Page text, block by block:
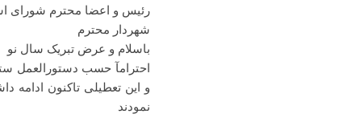
رئیس و اعضا محترم شورای
شهردار محترم
باسلام و عرض تبریک سال نو
احترامآ حسب دستورالعمل
و این تعطیلی تاکنون ادامه
نمودند